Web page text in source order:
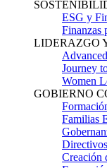
ESG y
Finanzas
LIDERAZGO
Journey
Women
GOBIERNO
Familias
Directivos
Creación